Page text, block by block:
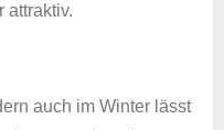
attraktiv.
auch im Winter lässt